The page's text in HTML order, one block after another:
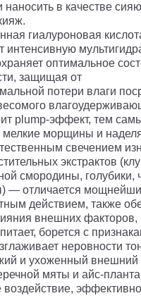
наносить в качестве
гиалуроновая
интенсивную
оптимальное
защищая от
потери влаги
plump-эффект, тем
мелкие морщины и
свечением
экстрактов
смородины, голубики,
— отличается
действием, также
внешних факторов,
борется с
неровности
и ухоженный внешний
мяты и айс-
эффективно